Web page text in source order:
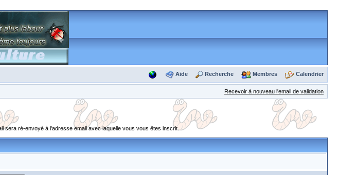
Aide Recherche Membres Calendrier
Recevoir à nouveau l'email de validation
sera ré-envoyé à l'adresse email avec laquelle vous vous êtes inscrit.